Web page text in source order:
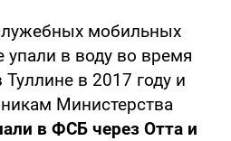
мобильных
упали в воду во время
Туллине в 2017 году и
Министерства
в ФСБ через Отта и